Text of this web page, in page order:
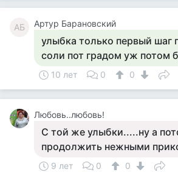
АБ Артур Барановский
улыбка только первый шаг
соли пот градом уж потом
10 лет 0 0
Любовь..любовь!
С той же улыбки.....ну а
продолжить нежными
9 лет 0 0